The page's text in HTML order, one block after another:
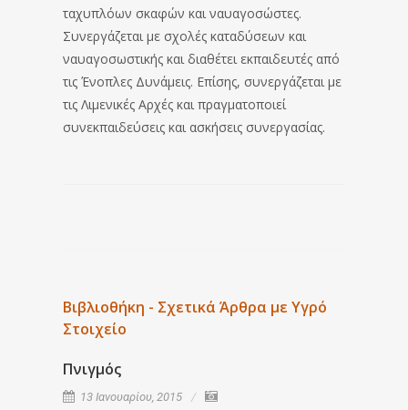
ταχυπλόων σκαφών και ναυαγοσώστες.
Συνεργάζεται με σχολές καταδύσεων και
ναυαγοσωστικής και διαθέτει εκπαιδευτές από
τις Ένοπλες Δυνάμεις. Επίσης, συνεργάζεται με
τις Λιμενικές Αρχές και πραγματοποιεί
συνεκπαιδεύσεις και ασκήσεις συνεργασίας.
Βιβλιοθήκη - Σχετικά Άρθρα με Υγρό
Στοιχείο
Πνιγμός
13 Ιανουαρίου, 2015